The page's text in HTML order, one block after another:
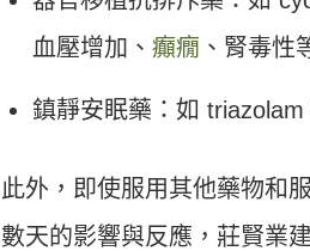
血壓增加、 癲癇 、腎毒性
鎮靜安眠藥：如
此外，即使服用其他藥物和
數天的影響與反應，莊賢業